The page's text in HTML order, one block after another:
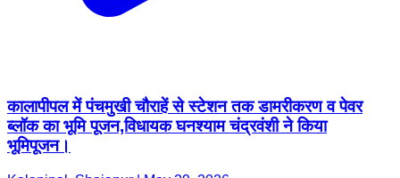
कालापीपल में पंचमुखी चौराहें से स्टेशन तक डामरीकरण व पेवर
ब्लॉक का भूमि पूजन,विधायक घनश्याम चंद्रवंशी ने किया
भूमिपूजन।